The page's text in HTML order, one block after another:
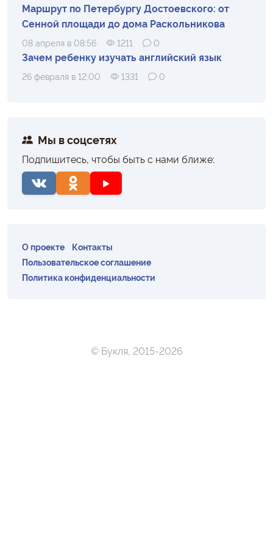
Маршрут по Петербургу Достоевского: от
Сенной площади до дома Раскольникова
08 апреля в 08:56 1211 0
Зачем ребенку изучать английский язык
26 февраля в 12:00 1331 0
Мы в соцсетях
Подпишитесь, чтобы быть с нами ближе:
О проекте
Контакты
Пользовательское соглашение
Политика конфиденциальности
© Букля, 2015-2026